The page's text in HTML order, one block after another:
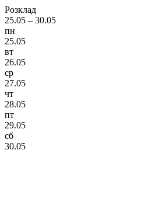
Розклад
25.05 – 30.05
пн
25.05
вт
26.05
ср
27.05
чт
28.05
пт
29.05
сб
30.05